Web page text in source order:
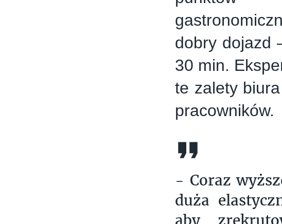
dobry dojazd
30 min.
te zalety
pracowników.
- Coraz
duża
aby